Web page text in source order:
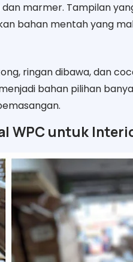
marmer. Tampilan
bahan mentah yang
ringan dibawa, dan
bahan pilihan
WPC untuk